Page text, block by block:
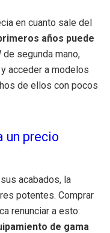
en cuanto sale del
años puede
de segunda mano,
y acceder a modelos
de ellos con pocos
un precio
acabados, la
potentes. Comprar
renunciar a esto:
de gama